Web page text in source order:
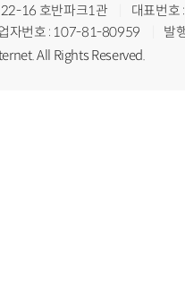
22-16 호반파크1관
대표번
자번호 : 107-81-80959
발
All Rights Reserved.